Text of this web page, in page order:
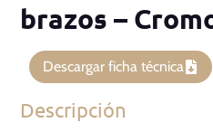
brazos –
Descargar ficha técnica
Descripción